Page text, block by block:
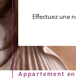
Effectuez une
Appartement